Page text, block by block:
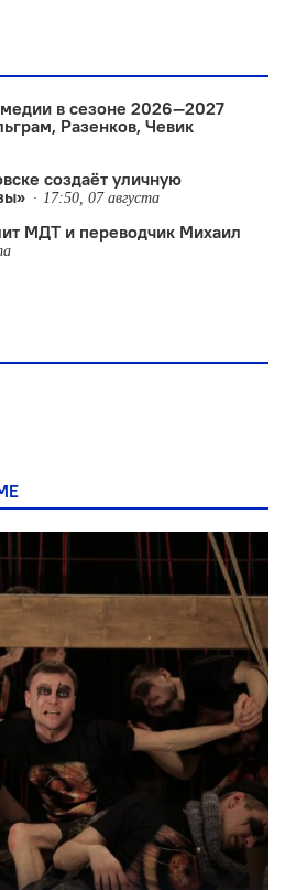
в сезоне 2026—2027
Разенков, Чевик
создаëт уличную
17:50, 07 августа
МДТ и переводчик Михаил